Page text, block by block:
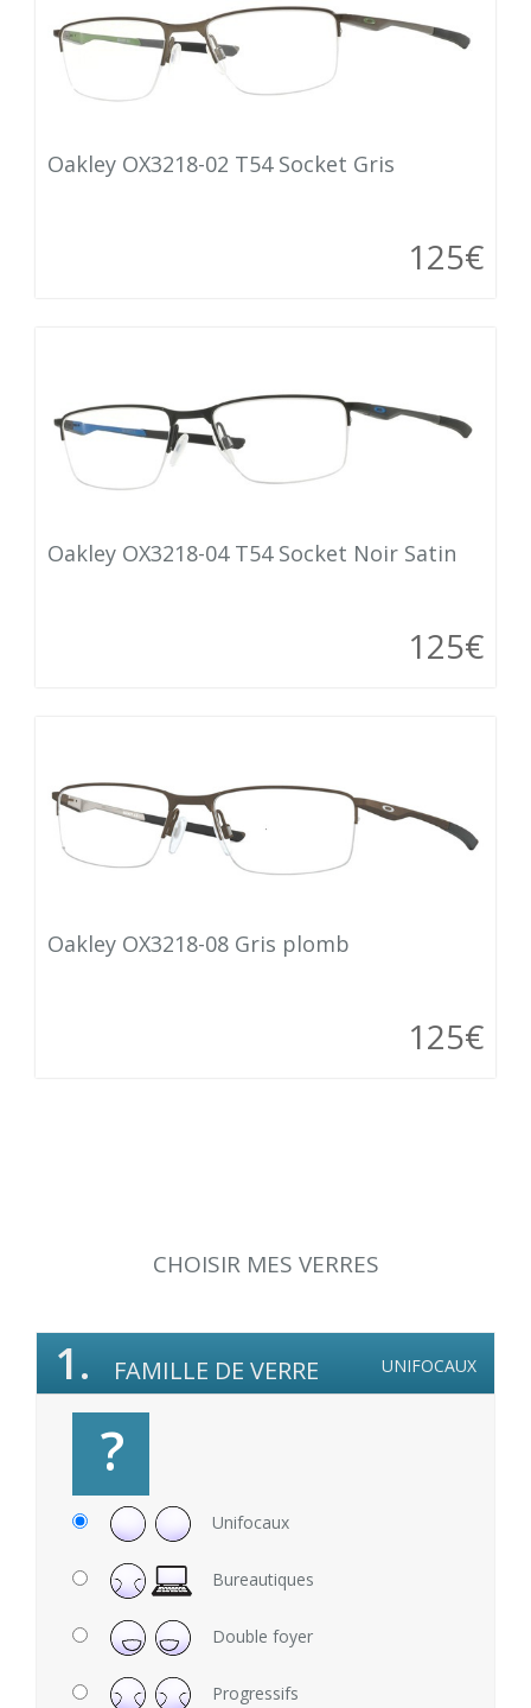
Oakley OX3218-02 T54 Socket Gris
125€
Oakley OX3218-04 T54 Socket Noir Satin
125€
Oakley OX3218-08 Gris plomb
125€
CHOISIR MES VERRES
UNIFOCAUX
1. FAMILLE DE VERRE
?
Unifocaux
Bureautiques
Double foyer
Progressifs